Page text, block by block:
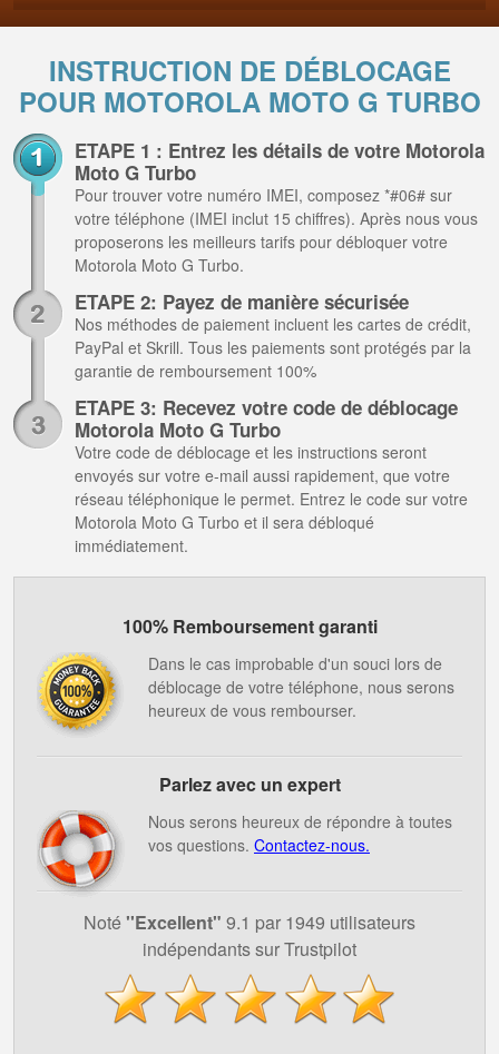
INSTRUCTION DE DÉBLOCAGE
POUR MOTOROLA MOTO G TURBO
ETAPE 1 : Entrez les détails de votre Motorola
Moto G Turbo
Pour trouver votre numéro IMEI, composez *#06# sur
votre téléphone (IMEI inclut 15 chiffres). Après nous vous
proposerons les meilleurs tarifs pour débloquer votre
Motorola Moto G Turbo.
ETAPE 2: Payez de manière sécurisée
Nos méthodes de paiement incluent les cartes de crédit,
PayPal et Skrill. Tous les paiements sont protégés par la
garantie de remboursement 100%
ETAPE 3: Recevez votre code de déblocage
Motorola Moto G Turbo
Votre code de déblocage et les instructions seront
envoyés sur votre e-mail aussi rapidement, que votre
réseau téléphonique le permet. Entrez le code sur votre
Motorola Moto G Turbo et il sera débloqué
immédiatement.
100% Remboursement garanti
Dans le cas improbable d'un souci lors de
déblocage de votre téléphone, nous serons
heureux de vous rembourser.
Parlez avec un expert
Nous serons heureux de répondre à toutes
vos questions. Contactez-nous.
Noté ''Excellent" 9.1 par 1949 utilisateurs
indépendants sur Trustpilot